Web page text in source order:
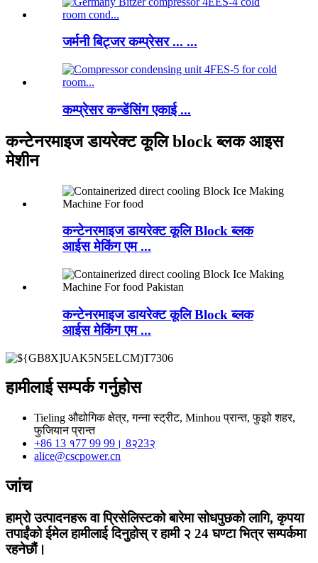
जर्मनी बिट्जर कम्प्रेसर ... ...
कम्प्रेसर कन्डेंसिंग एकाई ...
कन्टेनरमाइज डायरेक्ट कूलि block ब्लक आइस
मेशीन
कन्टेनरमाइज डायरेक्ट कूलि Block ब्लक
आईस मेकिंग एम ...
कन्टेनरमाइज डायरेक्ट कूलि Block ब्लक
आईस मेकिंग एम ...
हामीलाई सम्पर्क गर्नुहोस
Tieling औद्योगिक क्षेत्र, गन्ना स्ट्रीट, Minhou प्रान्त, फुझो शहर,
फुजियान प्रान्त
+86 13 १77 99 99। 8२23२
alice@cscpower.cn
जांच
हाम्रो उत्पादनहरू वा प्रिसेलिस्टको बारेमा सोधपुछको लागि, कृपया
तपाईंको ईमेल हामीलाई दिनुहोस् र हामी २ 24 घण्टा भित्र सम्पर्कमा
रहनेछौं।